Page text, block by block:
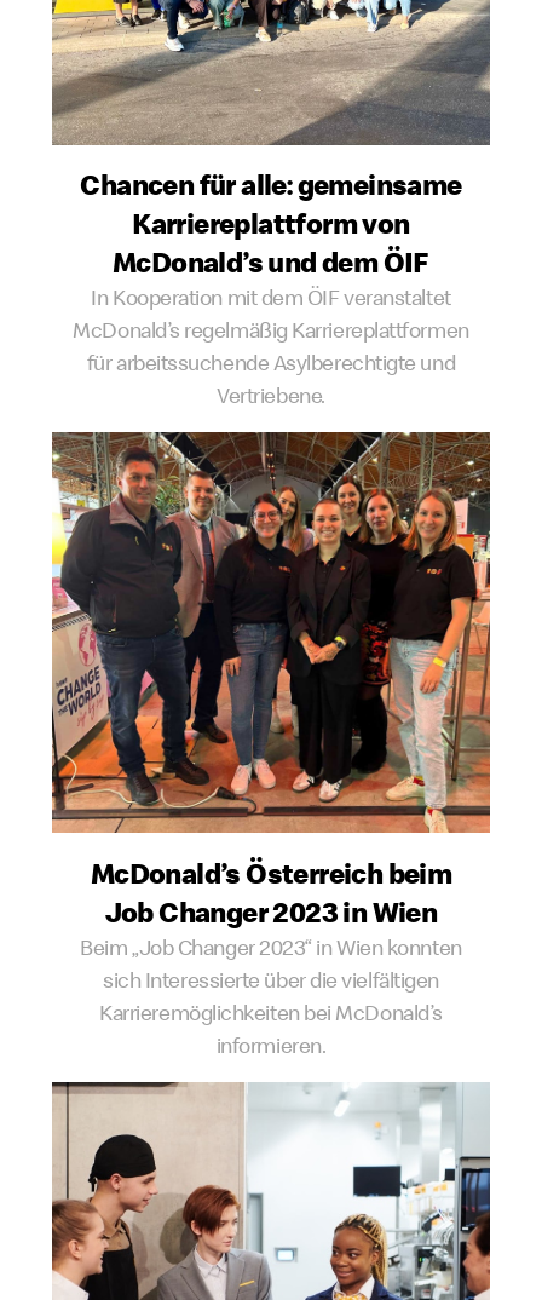
Chancen für alle: gemeinsame
Karriereplattform von
McDonald’s und dem ÖIF
In Kooperation mit dem ÖIF veranstaltet
McDonald’s regelmäßig Karriereplattformen
für arbeitssuchende Asylberechtigte und
Vertriebene.
McDonald’s Österreich beim
Job Changer 2023 in Wien
Beim „Job Changer 2023“ in Wien konnten
sich Interessierte über die vielfältigen
Karrieremöglichkeiten bei McDonald’s
informieren.